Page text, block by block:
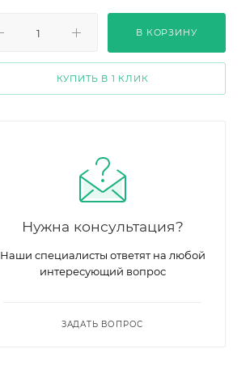
В КОРЗИНУ
КУПИТЬ В 1 КЛИК
Нужна консультация?
Наши специалисты ответят на любой
интересующий вопрос
ЗАДАТЬ ВОПРОС